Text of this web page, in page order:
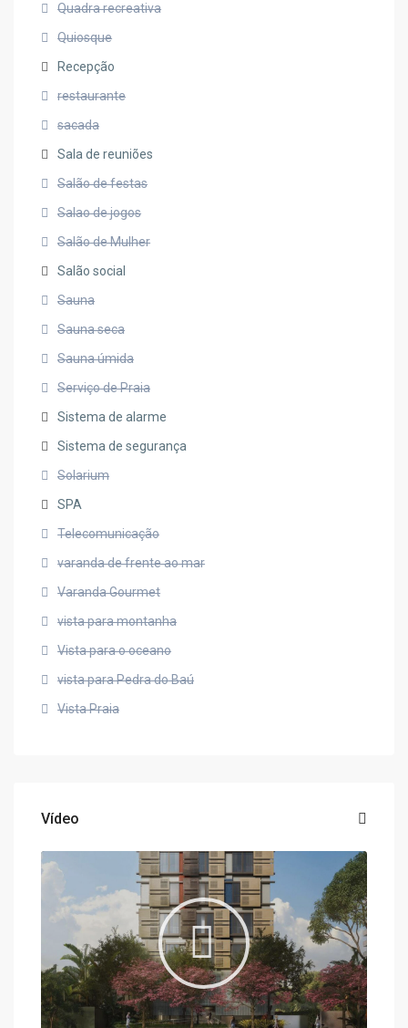
Quadra recreativa
Quiosque
Recepção
restaurante
sacada
Sala de reuniões
Salão de festas
Salao de jogos
Salão de Mulher
Salão social
Sauna
Sauna seca
Sauna úmida
Serviço de Praia
Sistema de alarme
Sistema de segurança
Solarium
SPA
Telecomunicação
varanda de frente ao mar
Varanda Gourmet
vista para montanha
Vista para o oceano
vista para Pedra do Baú
Vista Praia
Vídeo